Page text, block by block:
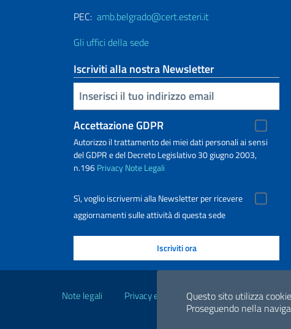
Questo sito utilizza
Proseguendo nella
PEC: amb.belgrado@cert.esteri.it
Gli uffici della sede
Iscriviti alla nostra Newsletter
Inserisci la tua email
Accettazione GDPR
Autorizzo il trattamento dei miei dati personali ai sensi
del GDPR e del Decreto Legislativo 30 giugno 2003,
n.196PrivacyNote Legali
Sì, voglio iscrivermi alla Newsletter per ricevere
aggiornamenti sulle attività di questa sede
Note legali Privacy e cookie policy Dichiarazione